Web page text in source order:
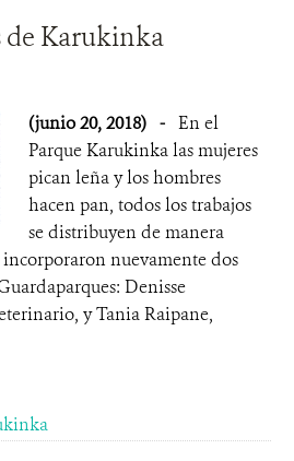
de Karukinka
(junio 20, 2018) - En el
Parque Karukinka las mujeres
pican leña y los hombres
hacen pan, todos los trabajos
se distribuyen de manera
incorporaron nuevamente dos
Denisse
y Tania Raipane,